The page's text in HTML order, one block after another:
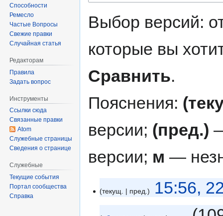
Выбор версий:
которые вы
Сравнить.
Пояснения:
версии; (пред.)
версии; м —
текущ. пред. 15:56,
Способности
Ремесло
Частые Вопросы
Свежие правки
Случайная статья
Редакторам
Правила
Задать вопрос
Инструменты
Ссылки сюда
Связанные правки
Atom
Служебные страницы
Сведения о странице
Служебные
Текущие события
Портал сообщества
Справка